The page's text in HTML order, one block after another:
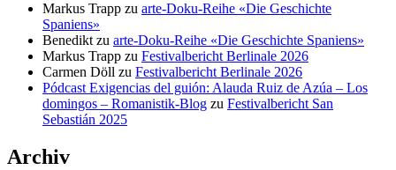
Markus Trapp zu arte-Doku-Reihe «Die Geschichte
Spaniens»
Benedikt zu arte-Doku-Reihe «Die Geschichte Spaniens»
Markus Trapp zu Festivalbericht Berlinale 2026
Carmen Döll zu Festivalbericht Berlinale 2026
Pódcast Exigencias del guión: Alauda Ruiz de Azúa – Los
domingos – Romanistik-Blog zu Festivalbericht San
Sebastián 2025
Archiv